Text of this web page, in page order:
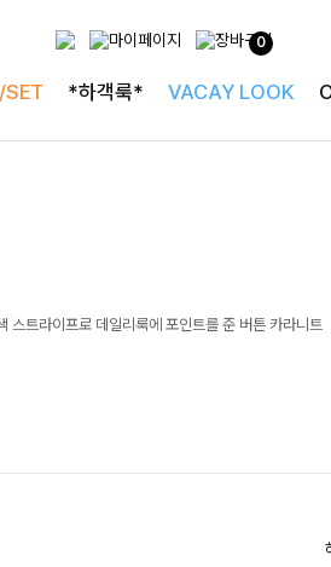
0
SET *하객룩* VACAY LOOK
트라이프로 데일리룩에 포인트를 준 버튼 카라니트